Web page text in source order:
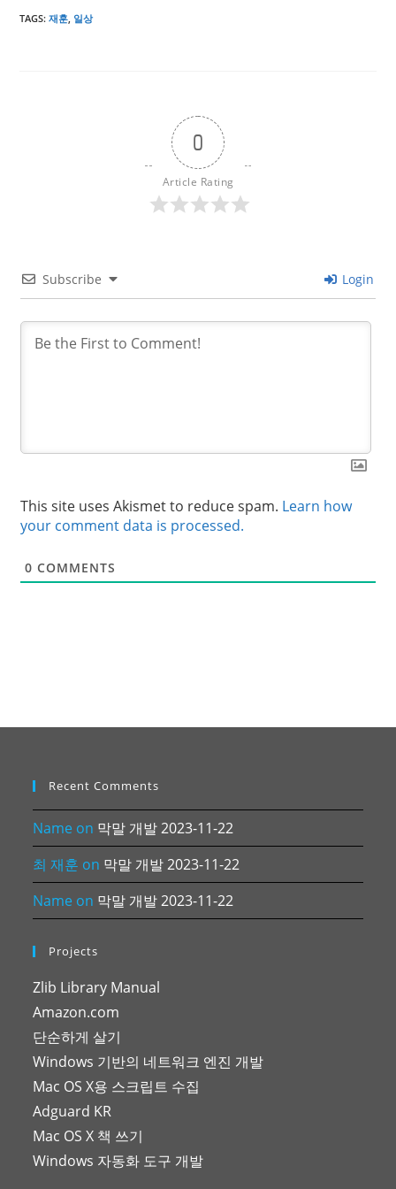
TAGS:재훈, 일상
0
Article Rating
Subscribe Login
This site uses Akismet to reduce spam. Learn how
your comment data is processed.
0 COMMENTS
Recent Comments
Name on 막말 개발 2023-11-22
최 재훈 on 막말 개발 2023-11-22
Name on 막말 개발 2023-11-22
Projects
Zlib Library Manual
Amazon.com
단순하게 살기
Windows 기반의 네트워크 엔진 개발
Mac OS X용 스크립트 수집
Adguard KR
Mac OS X 책 쓰기
Windows 자동화 도구 개발